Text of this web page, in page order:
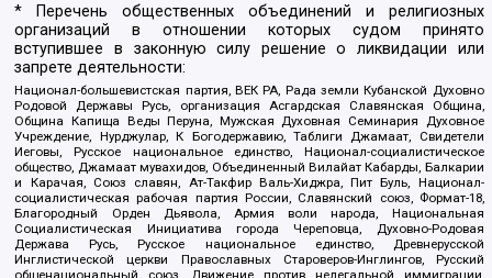
* Перечень общественных объединений и религиозных
организаций в отношении которых судом принято
вступившее в законную силу решение о ликвидации или
запрете деятельности:
Национал-большевистская партия, ВЕК РА, Рада земли Кубанской Духовно
Родовой Державы Русь, организация Асгардская Славянская Община,
Община Капища Веды Перуна, Мужская Духовная Семинария Духовное
Учреждение, Нурджулар, К Богодержавию, Таблиги Джамаат, Свидетели
Иеговы, Русское национальное единство, Национал-социалистическое
общество, Джамаат мувахидов, Объединенный Вилайат Кабарды, Балкарии
и Карачая, Союз славян, Ат-Такфир Валь-Хиджра, Пит Буль, Национал-
социалистическая рабочая партия России, Славянский союз, Формат-18,
Благородный Орден Дьявола, Армия воли народа, Национальная
Социалистическая Инициатива города Череповца, Духовно-Родовая
Держава Русь, Русское национальное единство, Древнерусской
Инглистической церкви Православных Староверов-Инглингов, Русский